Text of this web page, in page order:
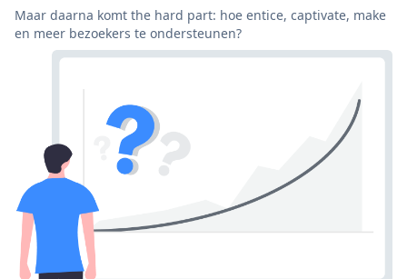
Maar daarna komt the hard part: hoe entice, captivate, make
en meer bezoekers te ondersteunen?